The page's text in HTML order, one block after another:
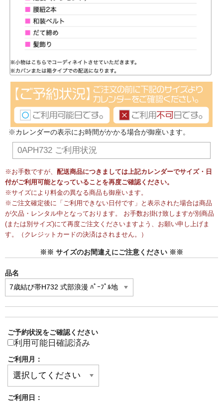
※カレンダーの表示にお時間がかかる場合が御座います。
0APH732 ご利用状況
※お手数ですが、 配送商品につきましては上記カレンダーでサイズ・日
付がご利用可能となっていることを再度ご確認ください。
※サイズにより料金の異なる商品も御座います。
※ご注文確定後に「ご利用できない日付です」と表示された場合は商品
が欠品・レンタル中となっております。 お手数お掛け致しますが別商品
(または別サイズ)にて再度ご注文くださいますよう、お願い申し上げま
す。（クレジットカードの決済はされません。）
※※ サイズのお間違えにご注意ください ※※
品名
ご予約状況をご確認ください
利用可能日確認済み
ご利用月：
ご利用日：